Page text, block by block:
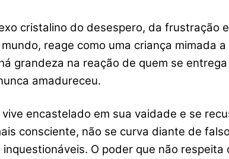
cristalino do desespero, da frustração
reage como uma criança mimada
grandeza na reação de quem se
amadureceu.
encastelado em sua vaidade e se
consciente, não se curva diante de
O poder que não